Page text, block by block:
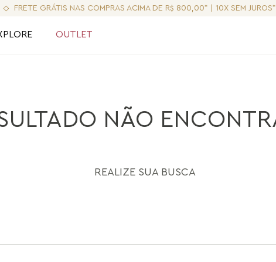
ACIMA DE R$ 800,00* | 10X SEM JUROS*
OUTLET
NÃO
REALIZE SUA BUSCA